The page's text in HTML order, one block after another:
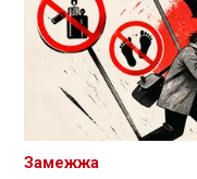
Замежжа